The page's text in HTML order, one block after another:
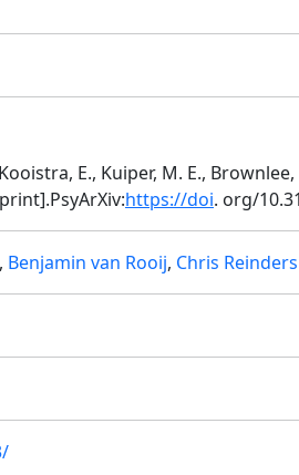
E., Kuiper, M. E.,
https://doi. org/
, Benjamin van Rooij, Chris